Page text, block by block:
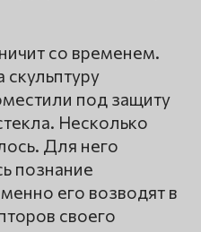
со временем.
скульптуру
под защиту
Несколько
Для него
познание
его возводят в
своего